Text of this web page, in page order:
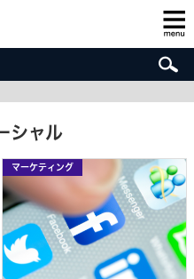
シャル
マーケティング